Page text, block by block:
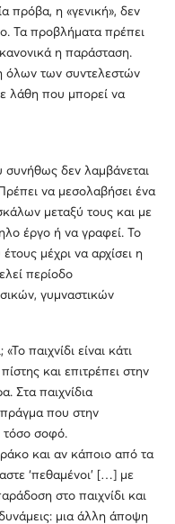
πρόβα, η «γενική», δεν
Τα προβλήματα πρέπει
η παράσταση.
όλων των συντελεστών
λάθη που μπορεί να
δεν λαμβάνεται
να μεσολαβήσει ένα
μεταξύ τους και με
έργο ή να γραφεί. Το
μέχρι να αρχίσει η
περίοδο
γυμναστικών
παιχνίδι είναι κάτι
και επιτρέπει στην
Στα παιχνίδια
που στην
τόσο σοφό.
και αν κάποιο από τα
‘πεθαμένοι’ […] με
στο παιχνίδι και
μια άλλη άποψη